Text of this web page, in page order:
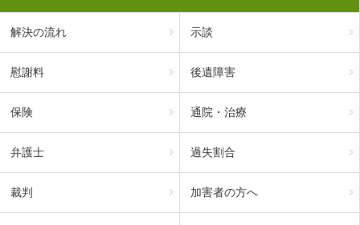
解決の流れ 示談
慰謝料 後遺障害
保険 通院・治療
弁護士 過失割合
裁判 加害者の方へ